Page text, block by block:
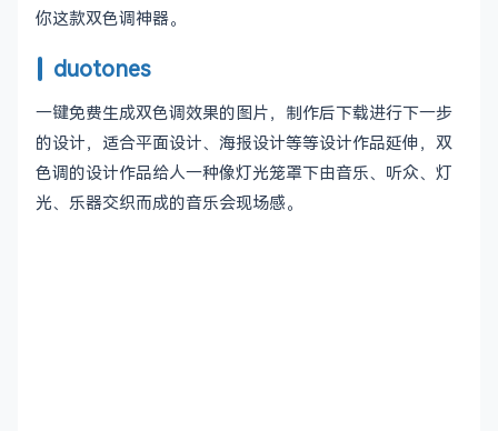
你这款双色调神器。
duotones
一键免费生成双色调效果的图片，制作后下载进行下一步
的设计，适合平面设计、海报设计等等设计作品延伸，双
色调的设计作品给人一种像灯光笼罩下由音乐、听众、灯
光、乐器交织而成的音乐会现场感。